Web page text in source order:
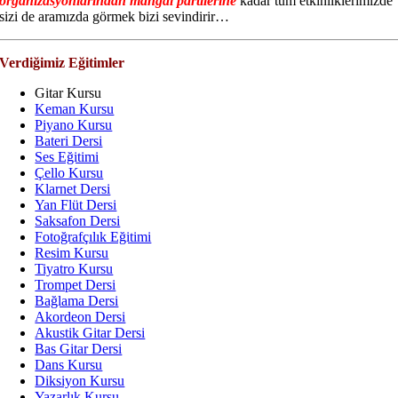
sizi de aramızda görmek bizi sevindirir…
Verdiğimiz Eğitimler
Gitar Kursu
Keman Kursu
Piyano Kursu
Bateri Dersi
Ses Eğitimi
Çello Kursu
Klarnet Dersi
Yan Flüt Dersi
Saksafon Dersi
Fotoğrafçılık Eğitimi
Resim Kursu
Tiyatro Kursu
Trompet Dersi
Bağlama Dersi
Akordeon Dersi
Akustik Gitar Dersi
Bas Gitar Dersi
Dans Kursu
Diksiyon Kursu